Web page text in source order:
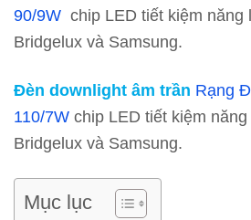
90/9W chip LED tiết kiệm
Bridgelux và Samsung.
Đèn downlight âm trần Rạng
110/7W chip LED tiết kiệm
Bridgelux và Samsung.
Mục lục